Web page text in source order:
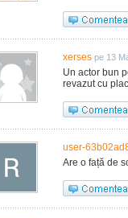
xerses pe 13
Un actor bun
revazut cu
user-
Are o față de